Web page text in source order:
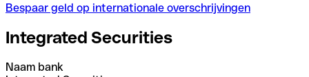
Bespaar geld op internationale overschrijvingen
Integrated Securities
Naam bank